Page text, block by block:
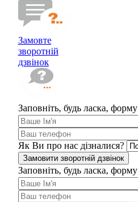
Замовте
зворотній
дзвінок
Заповніть, будь ласка, форму
Як Ви про нас дізналися?
Замовити зворотній дзвінок
Заповніть, будь ласка, форму